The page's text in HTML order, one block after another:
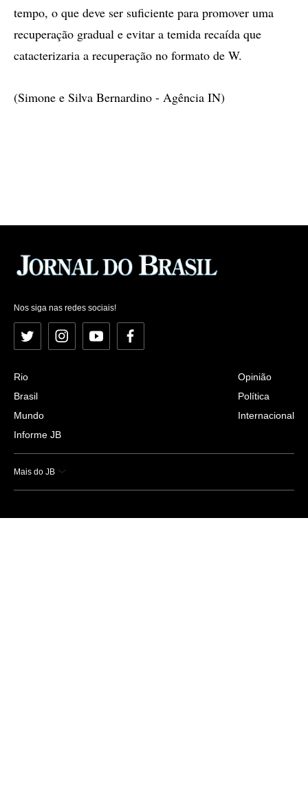
tempo, o que deve ser suficiente para promover uma
recuperação gradual e evitar a temida recaída que
catacterizaria a recuperação no formato de W.
(Simone e Silva Bernardino - Agência IN)
Nos siga nas redes sociais!
Twitter InstagramYouTubeFacebook
Rio
Brasil
Mundo
Informe JB
Opinião
Política
Internacional
Mais do JB
Esportes